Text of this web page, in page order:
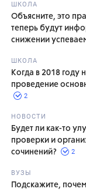
ШКОЛА
Объясните, это
теперь будут
снижении
ШКОЛА
Когда в 2018 году
проведение
2
НОВОСТИ
Будет ли как-то
проверки и
сочинений?
2
ВУЗЫ
Подскажите,